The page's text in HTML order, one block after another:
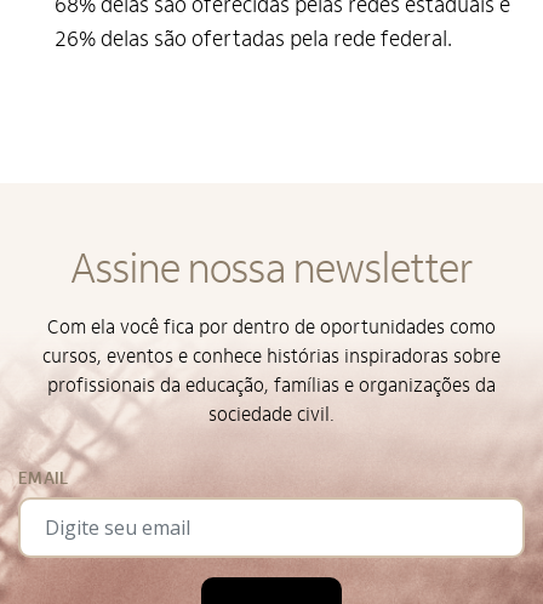
26% delas são ofertadas pela rede federal.
Assine nossa newsletter
Com ela você fica por dentro de oportunidades como
cursos, eventos e conhece histórias inspiradoras sobre
profissionais da educação, famílias e organizações da
sociedade civil.
EMAIL